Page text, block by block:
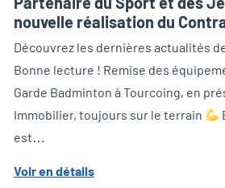
nouvelle réalisation du
Découvrez les dernières actualités
Bonne lecture ! Remise des
Garde Badminton à Tourcoing, en
Immobilier, toujours sur le terrain
est…
Voir en détails